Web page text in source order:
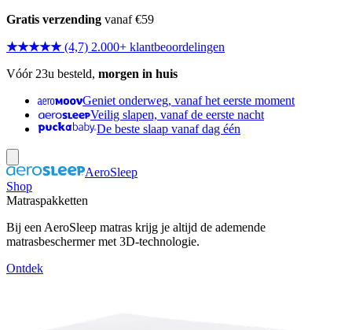
Gratis verzending vanaf €59
★★★★★ (4,7) 2.000+ klantbeoordelingen
Vóór 23u besteld, morgen in huis
Geniet onderweg, vanaf het eerste moment
Veilig slapen, vanaf de eerste nacht
De beste slaap vanaf dag één
AeroSleep
Shop
Matraspakketten
Bij een AeroSleep matras krijg je altijd de ademende
matrasbeschermer met 3D-technologie.
Ontdek